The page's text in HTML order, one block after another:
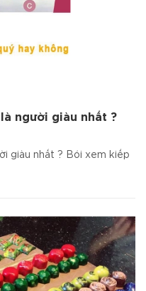
người giàu nhất ?
giàu nhất ? Bói xem kiếp